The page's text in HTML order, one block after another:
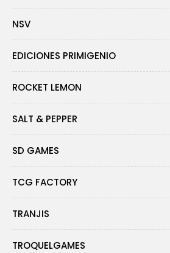
NSV
EDICIONES PRIMIGENIO
ROCKET LEMON
SALT & PEPPER
SD GAMES
TCG FACTORY
TRANJIS
TROQUELGAMES